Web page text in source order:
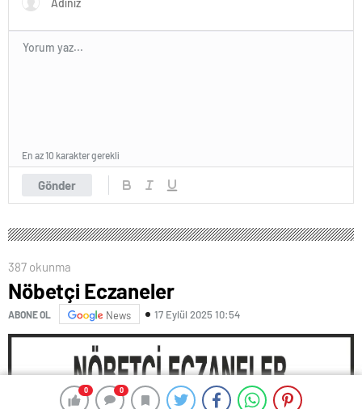
0 0
Gönder
En az 10 karakter gerekli
387 okunma
Nöbetçi Eczaneler
ABONE OL News 17 Eylül 2025 10:54
0 0